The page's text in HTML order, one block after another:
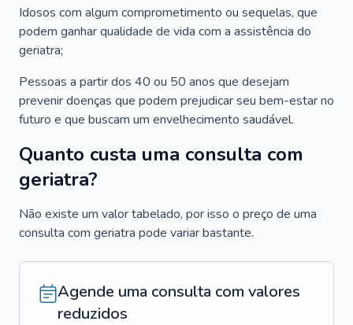
Idosos com algum comprometimento ou sequelas, que
podem ganhar qualidade de vida com a assistência do
geriatra;
Pessoas a partir dos 40 ou 50 anos que desejam
prevenir doenças que podem prejudicar seu bem-estar no
futuro e que buscam um envelhecimento saudável.
Quanto custa uma consulta com
geriatra?
Não existe um valor tabelado, por isso o preço de uma
consulta com geriatra pode variar bastante.
Agende uma consulta com valores
reduzidos